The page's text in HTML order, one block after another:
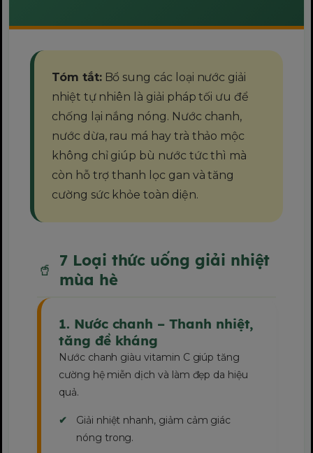
Tóm tắt:Bổ sung các loại nước giải
nhiệt tự nhiên là giải pháp tối ưu để
chống lại nắng nóng. Nước chanh,
nước dừa, rau má hay trà thảo mộc
không chỉ giúp bù nước tức thì mà
còn hỗ trợ thanh lọc gan và tăng
cường sức khỏe toàn diện.
7 Loại thức uống giải nhiệt
mùa hè
1. Nước chanh – Thanh nhiệt,
tăng đề kháng
Nước chanh giàu vitamin C giúp tăng
cường hệ miễn dịch và làm đẹp da hiệu
quả.
Giải nhiệt nhanh, giảm cảm giác
nóng trong.